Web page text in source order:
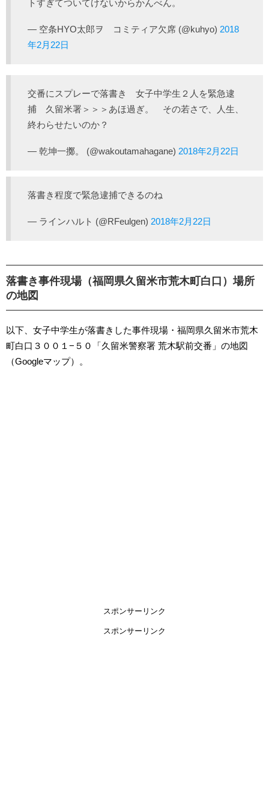
トすぎてついてけないからかんべん。
— 空条HYO太郎ヲ コミティア欠席 (@kuhyo) 2018
年2月22日
交番にスプレーで落書き 女子中学生２人を緊急逮
捕 久留米署＞＞＞あほ過ぎ。 その若さで、人生、
終わらせたいのか？
— 乾坤一擲。 (@wakoutamahagane) 2018年2月22日
落書き程度で緊急逮捕できるのね
— ラインハルト (@RFeulgen) 2018年2月22日
落書き事件現場（福岡県久留米市荒木町白口）場所
の地図
以下、女子中学生が落書きした事件現場・福岡県久留米市荒木
町白口３００１−５０「久留米警察署 荒木駅前交番」の地図
（Googleマップ）。
スポンサーリンク
スポンサーリンク